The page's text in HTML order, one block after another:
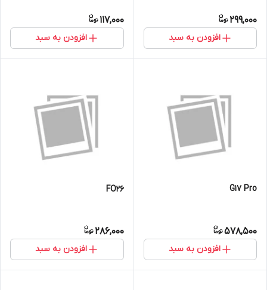
299,000
افزودن به سبد
117,000
افزودن به سبد
G17 Pro
578,500
افزودن به سبد
FO26
286,000
افزودن به سبد